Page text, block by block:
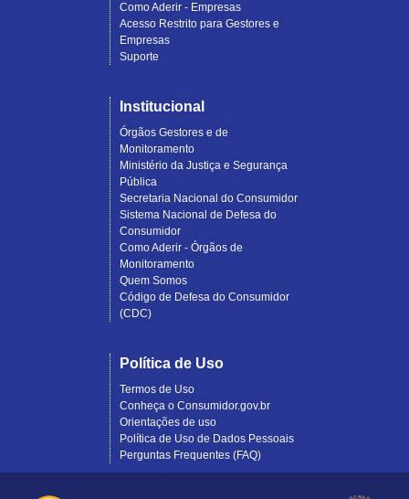
Como Aderir - Empresas
Acesso Restrito para Gestores e
Empresas
Suporte
Institucional
Órgãos Gestores e de
Monitoramento
Ministério da Justiça e Segurança
Pública
Secretaria Nacional do Consumidor
Sistema Nacional de Defesa do
Consumidor
Como Aderir - Órgãos de
Monitoramento
Quem Somos
Código de Defesa do Consumidor
(CDC)
Política de Uso
Termos de Uso
Conheça o Consumidor.gov.br
Orientações de uso
Política de Uso de Dados Pessoais
Perguntas Frequentes (FAQ)